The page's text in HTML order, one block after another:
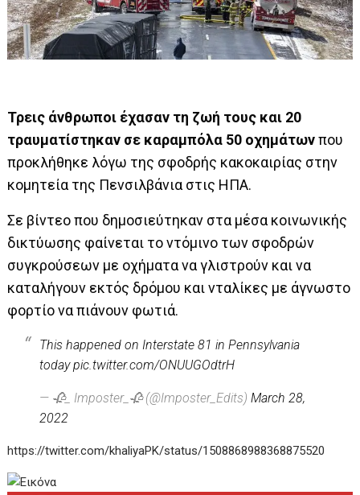
Τρεις άνθρωποι έχασαν τη ζωή τους και 20
τραυματίστηκαν σε καραμπόλα 50 οχημάτωνπου
προκλήθηκε λόγω της σφοδρής κακοκαιρίας στην
κομητεία της Πενσιλβάνια στις ΗΠΑ.
Σε βίντεο που δημοσιεύτηκαν στα μέσα κοινωνικής
δικτύωσης φαίνεται το ντόμινο των σφοδρών
συγκρούσεων με οχήματα να γλιστρούν και να
καταλήγουν εκτός δρόμου και νταλίκες με άγνωστο
φορτίο να πιάνουν φωτιά.
This happened on Interstate 81 in Pennsylvania
todaypic.twitter.com/ONUUGOdtrH
— 🥀_ Imposter_🥀 (@Imposter_Edits)March 28,
2022
https://twitter.com/khaliyaPK/status/1508868988368875520